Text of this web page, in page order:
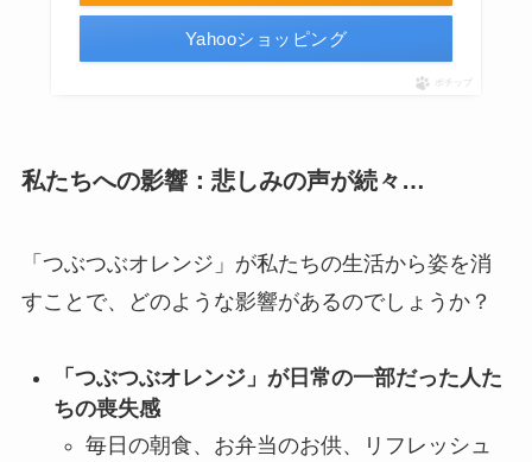
Yahooショッピング
ポチップ
私たちへの影響：悲しみの声が続々…
「つぶつぶオレンジ」が私たちの生活から姿を消
すことで、どのような影響があるのでしょうか？
「つぶつぶオレンジ」が日常の一部だった人た
ちの喪失感
毎日の朝食、お弁当のお供、リフレッシュ